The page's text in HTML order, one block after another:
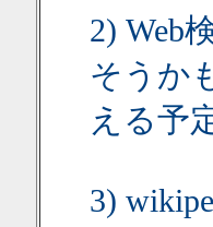
2) Web
そうか
える予
3)